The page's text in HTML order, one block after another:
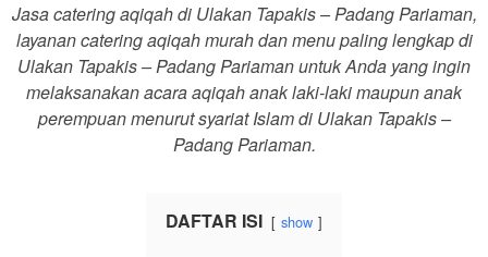
Jasa catering aqiqah di Ulakan Tapakis – Padang Pariaman,
layanan catering aqiqah murah dan menu paling lengkap di
Ulakan Tapakis – Padang Pariaman untuk Anda yang ingin
melaksanakan acara aqiqah anak laki-laki maupun anak
perempuan menurut syariat Islam di Ulakan Tapakis –
Padang Pariaman.
DAFTAR ISI show